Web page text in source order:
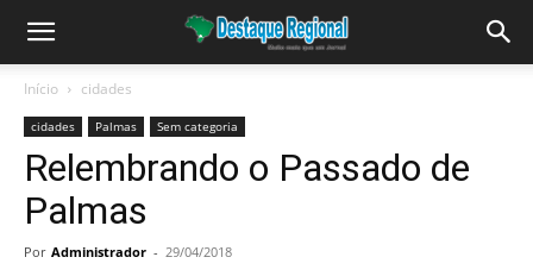
Início cidades
cidades Palmas Sem categoria
Relembrando o Passado de
Palmas
Por Administrador - 29/04/2018